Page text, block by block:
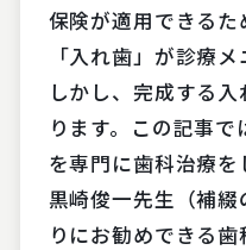
保険が適用できる
「入れ歯」が診療
しかし、完成する
ります。この記事
を専門に歯科治療
黒崎俊一先生（補
りにお勧めできる